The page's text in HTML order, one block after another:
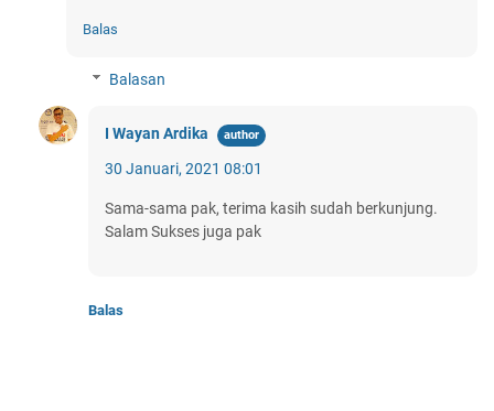
Balas
Balasan
I Wayan Ardika
30 Januari, 2021 08:01
Sama-sama pak, terima kasih sudah berkunjung.
Salam Sukses juga pak
Balas